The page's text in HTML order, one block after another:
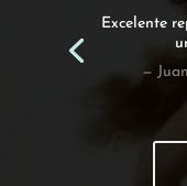
Excelente
—